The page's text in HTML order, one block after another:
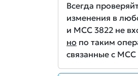
Всегда
изменения в
и MCC 3822 не
но по таким
связанные с